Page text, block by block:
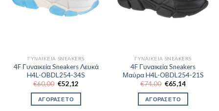
ΓΥΝΑΙΚΕΊΑ SNEAKERS
4F Γυναικεία Sneakers Λευκά
H4L-OBDL254-34S
€60,00 Original
price
was:
€60,00.
€52,12
τιμή
ΑΓΟΡΑΣΕ ΤΟ
ΓΥΝΑΙΚΕΊΑ SNEAKERS
4F Γυναικεία Sneakers
Μαύρα H4L-OBDL254-21S
€74,00 Original
price
was:
€74,00.
€65,14Η
τιμή
ΑΓΟΡΑΣΕ ΤΟ